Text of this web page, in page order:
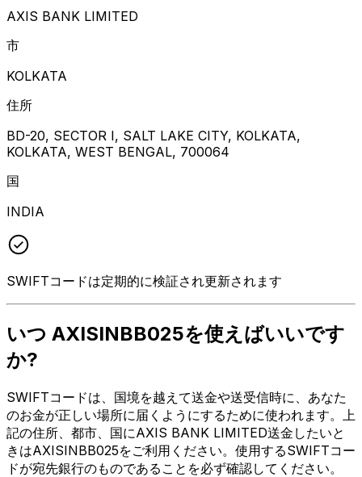
AXIS BANK LIMITED
市
KOLKATA
住所
BD-20, SECTOR I, SALT LAKE CITY, KOLKATA,
KOLKATA, WEST BENGAL, 700064
国
INDIA
SWIFTコードは定期的に検証され更新されます
いつ AXISINBB025を使えばいいです
か?
SWIFTコードは、国境を越えて送金や送受信時に、あなた
のお金が正しい場所に届くようにするために使われます。上
記の住所、都市、国にAXIS BANK LIMITED送金したいと
きはAXISINBB025をご利用ください。使用するSWIFTコー
ドが宛先銀行のものであることを必ず確認してください。